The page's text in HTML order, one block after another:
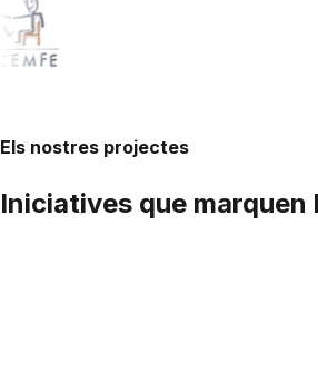
Els nostres projectes
Iniciatives que marquen